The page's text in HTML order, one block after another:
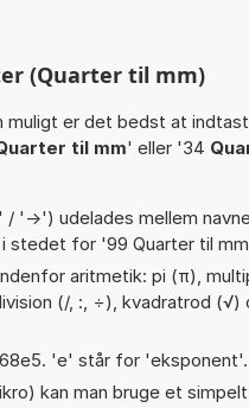
(Quarter til mm)
muligt er det bedst at
til mm' eller '34
>') udelades mellem
stedet for '99 Quarter til
aritmetik: pi (π),
(/, :, ÷), kvadratrod (√)
'e' står for 'eksponent'.
kan man bruge et